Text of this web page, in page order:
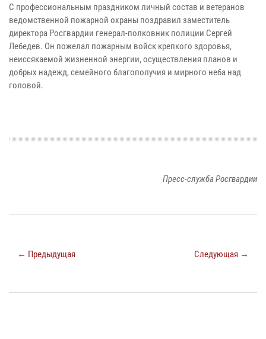
С профессиональным праздником личный состав и ветеранов
ведомственной пожарной охраны поздравил заместитель
директора Росгвардии генерал-полковник полиции Сергей
Лебедев. Он пожелал пожарным войск крепкого здоровья,
неиссякаемой жизненной энергии, осуществления планов и
добрых надежд, семейного благополучия и мирного неба над
головой.
Пресс-служба Росгвардии
← Предыдущая Следующая →